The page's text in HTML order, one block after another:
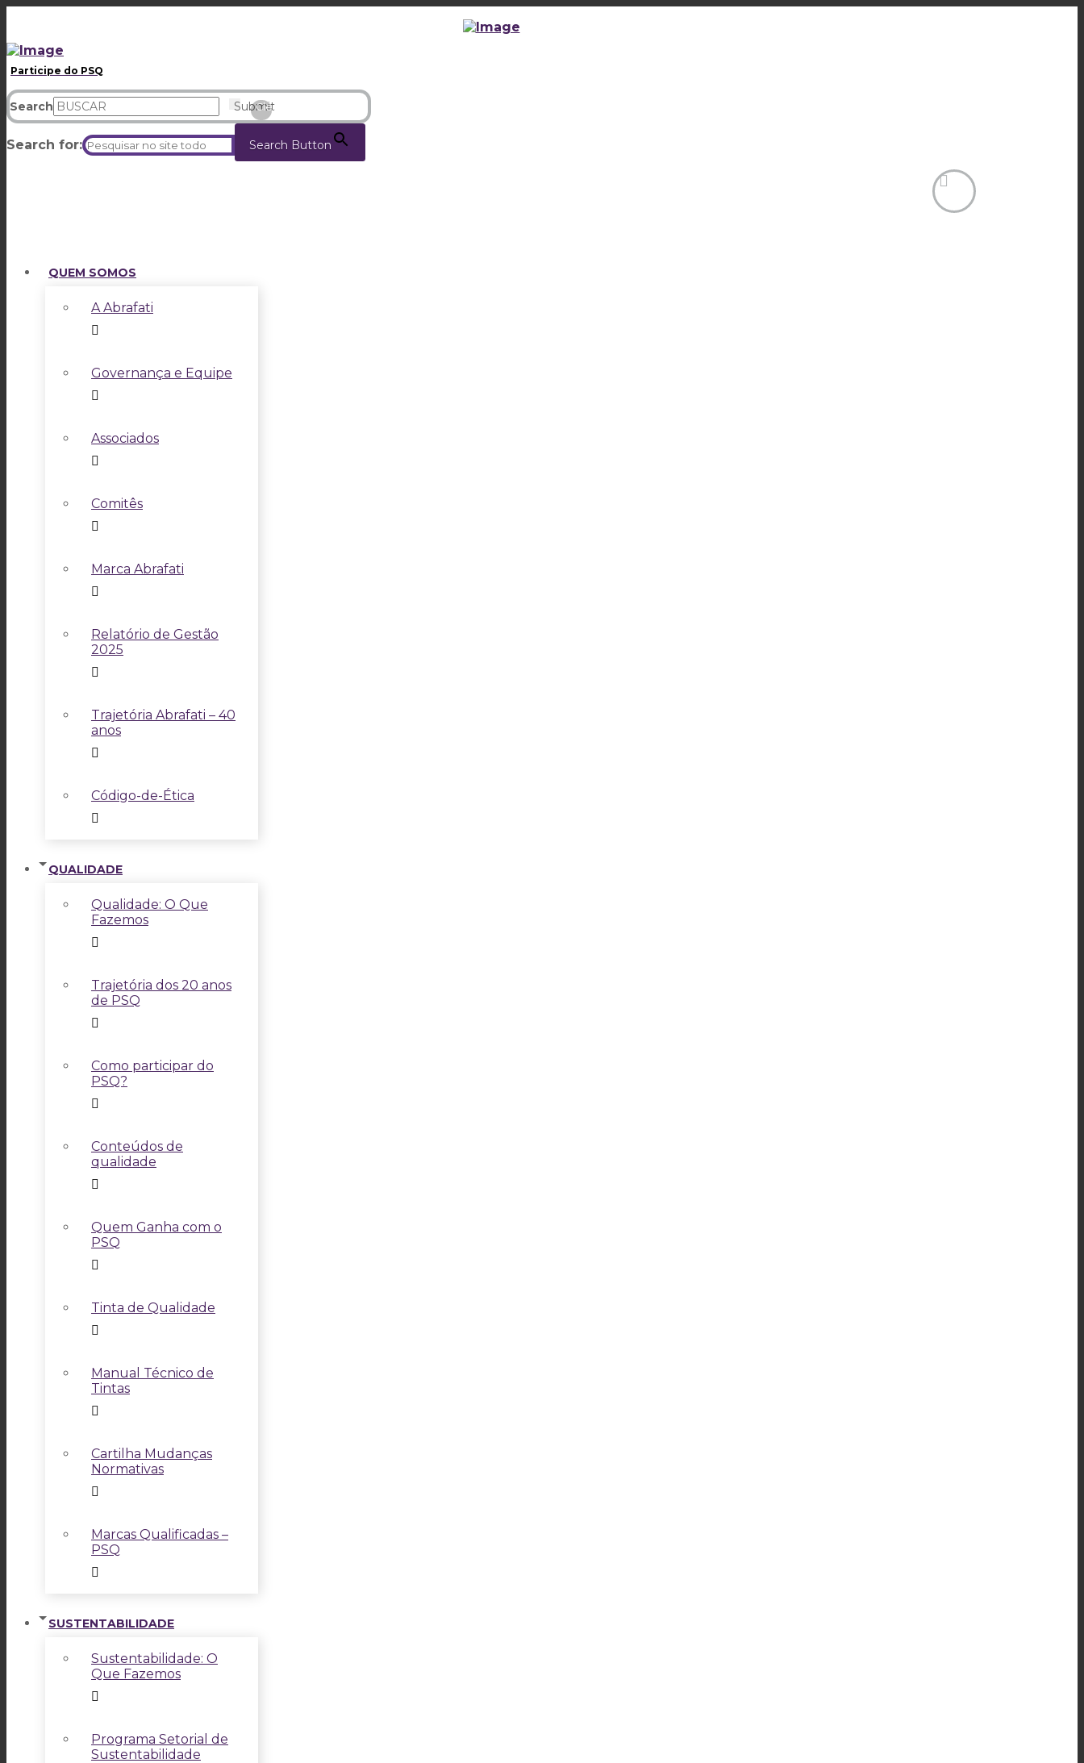
Participe do PSQ
Search Submit
Clear
Search for: Search Button
QUEM SOMOS
A Abrafati
Governança e Equipe
Associados
Comitês
Marca Abrafati
Relatório de Gestão
2025
Trajetória Abrafati – 40
anos
Código-de-Ética
QUALIDADE
Qualidade: O Que
Fazemos
Trajetória dos 20 anos
de PSQ
Como participar do
PSQ?
Conteúdos de
qualidade
Quem Ganha com o
PSQ
Tinta de Qualidade
Manual Técnico de
Tintas
Cartilha Mudanças
Normativas
Marcas Qualificadas –
PSQ
SUSTENTABILIDADE
Sustentabilidade: O
Que Fazemos
Programa Setorial de
Sustentabilidade